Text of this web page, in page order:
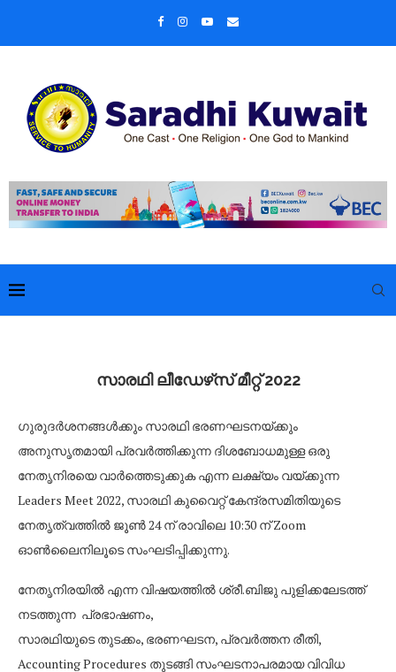
സാരഥി ലീഡേഴ്‌സ് മീറ്റ് 2022
ഗുരുദർശനങ്ങൾക്കും സാരഥി ഭരണഘടനയ്ക്കും
അനുസൃതമായി പ്രവർത്തിക്കുന്ന ദിശബോധമുള്ള ഒരു
നേതൃനിരയെ വാർത്തെടുക്കുക എന്ന ലക്ഷ്യം വയ്ക്കുന്ന
Leaders Meet 2022, സാരഥി കുവൈറ്റ് കേന്ദ്രസമിതിയുടെ
നേതൃത്വത്തില്‍ ജൂൺ 24 ന് രാവിലെ 10:30 ന് Zoom
ഓൺലൈനിലൂടെ സംഘടിപ്പിക്കുന്നു.
നേതൃനിരയിൽ എന്ന വിഷയത്തിൽ ശ്രീ.ബിജു പുളിക്കലേടത്ത്
നടത്തുന്ന പ്രഭാഷണം,
സാരഥിയുടെ തുടക്കം, ഭരണഘടന, പ്രവർത്തന രീതി,
Accounting Procedures തുടങ്ങി സംഘടനാപരമായ വിവിധ